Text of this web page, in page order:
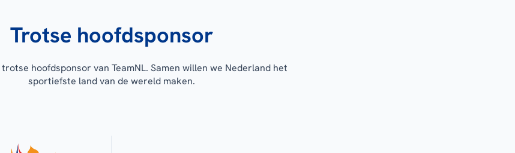
Trotse hoofdsponsor
hoofdsponsor van TeamNL. Samen willen we Nederland het
sportiefste land van de wereld maken.